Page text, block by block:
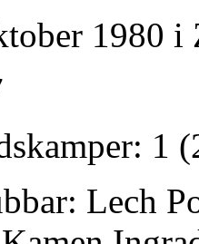
1980 i
1
Lech